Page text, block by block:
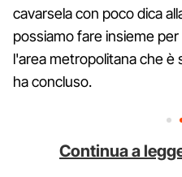
cavarsela con poco dica
possiamo fare insieme
l'area metropolitana che è
ha concluso.
Continua a